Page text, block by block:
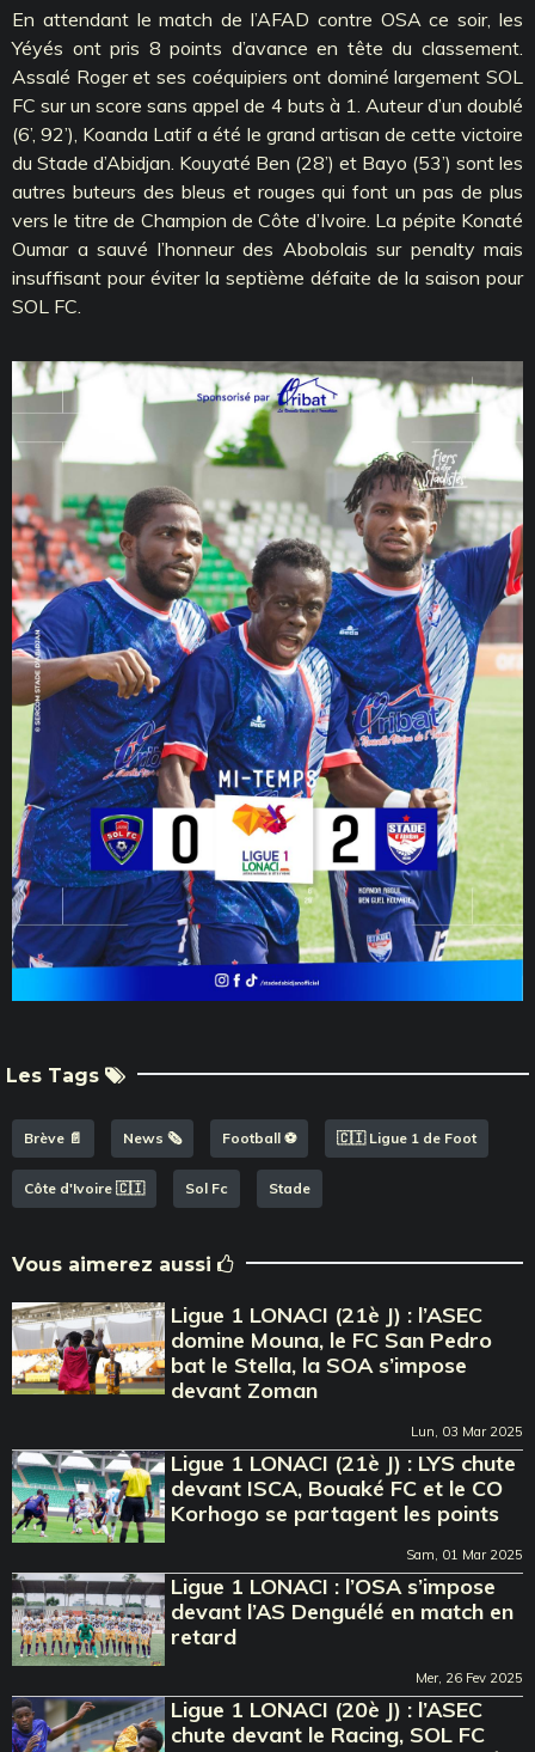
En attendant le match de l’AFAD contre OSA ce soir, les
Yéyés ont pris 8 points d’avance en tête du classement.
Assalé Roger et ses coéquipiers ont dominé largement SOL
FC sur un score sans appel de 4 buts à 1. Auteur d’un doublé
(6’, 92’), Koanda Latif a été le grand artisan de cette victoire
du Stade d’Abidjan. Kouyaté Ben (28’) et Bayo (53’) sont les
autres buteurs des bleus et rouges qui font un pas de plus
vers le titre de Champion de Côte d’Ivoire. La pépite Konaté
Oumar a sauvé l’honneur des Abobolais sur penalty mais
insuffisant pour éviter la septième défaite de la saison pour
SOL FC.
Les Tags
Brève 📄 News 🗞️ Football ⚽️ 🇨🇮 Ligue 1 de Foot
Côte d'Ivoire 🇨🇮 Sol Fc Stade
Vous aimerez aussi
Ligue 1 LONACI (21è J) : l’ASEC
domine Mouna, le FC San Pedro
bat le Stella, la SOA s’impose
devant Zoman
Lun, 03 Mar 2025
Ligue 1 LONACI (21è J) : LYS chute
devant ISCA, Bouaké FC et le CO
Korhogo se partagent les points
Sam, 01 Mar 2025
Ligue 1 LONACI : l’OSA s’impose
devant l’AS Denguélé en match en
retard
Mer, 26 Fev 2025
Ligue 1 LONACI (20è J) : l’ASEC
chute devant le Racing, SOL FC